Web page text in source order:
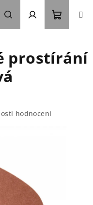
Hledat Přihlášení
košík
prostírání
hodnocení